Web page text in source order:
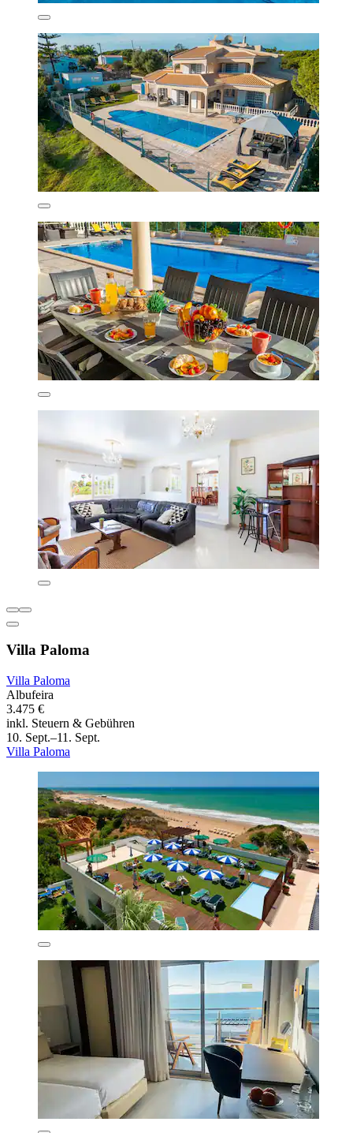
Villa Paloma
Villa Paloma
Albufeira
3.475 €
inkl. Steuern & Gebühren
10. Sept.–11. Sept.
Villa Paloma